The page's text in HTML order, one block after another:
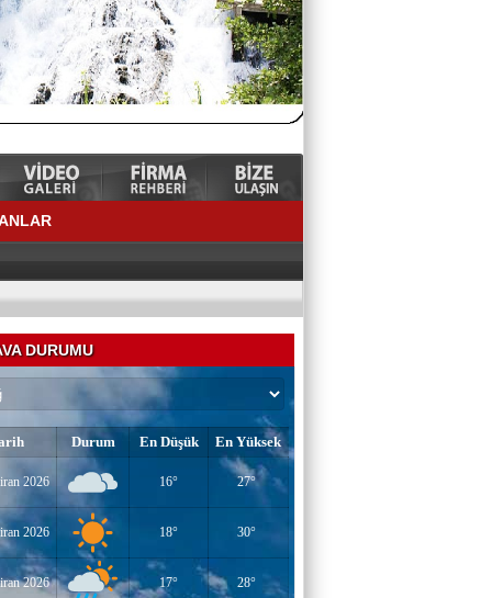
DURUMU
Durum En Düşük En Yüksek
2026 16° 27°
2026 18° 30°
2026 17° 28°
YAZAR-ŞAİR MİRAÇ DOĞAN
Mavi Işık İnsanları
EĞİTİMCİ-YAZAR TUNER
YERLİKAYA